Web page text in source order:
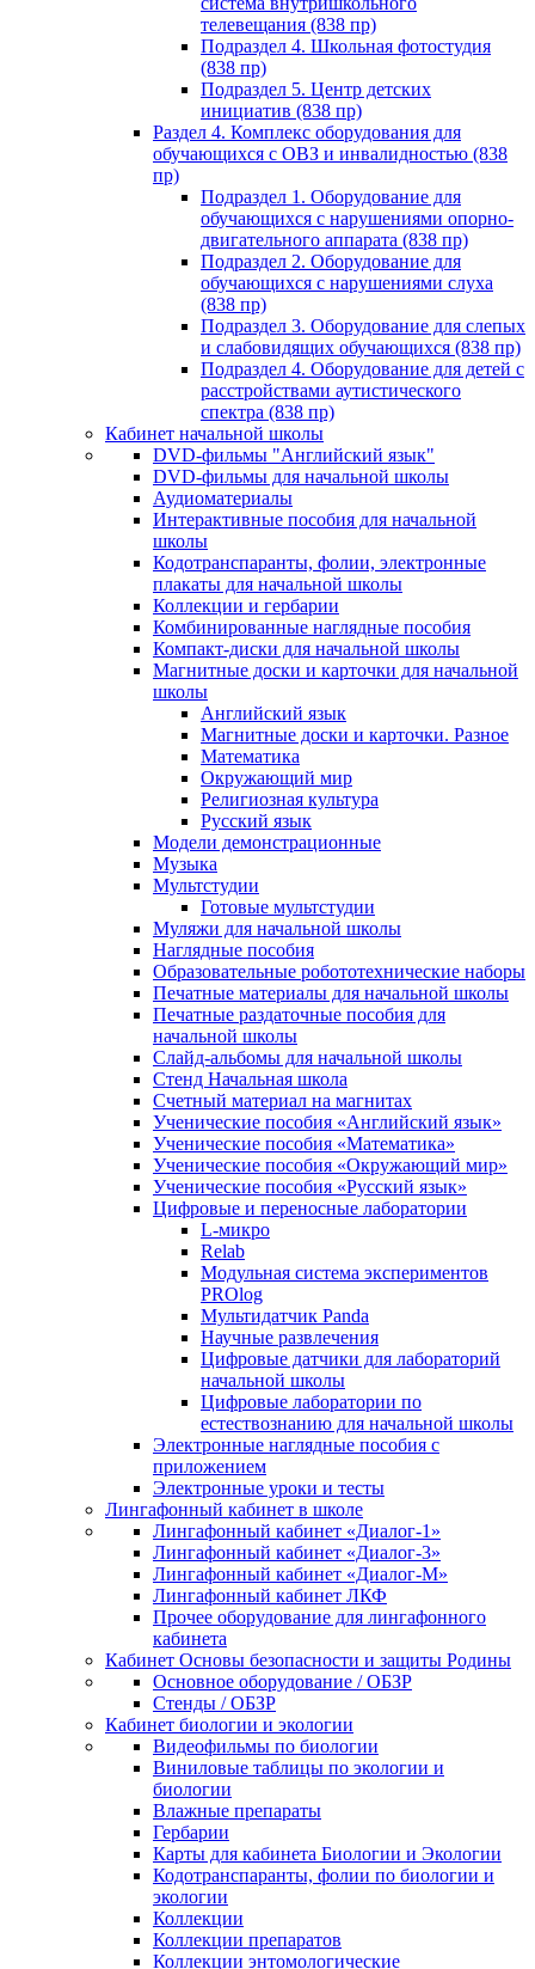
телевещания (838 пр)
Подраздел 4. Школьная фотостудия
(838 пр)
Подраздел 5. Центр детских
инициатив (838 пр)
Раздел 4. Комплекс оборудования для
обучающихся с ОВЗ и инвалидностью (838
пр)
Подраздел 1. Оборудование для
обучающихся с нарушениями опорно-
двигательного аппарата (838 пр)
Подраздел 2. Оборудование для
обучающихся с нарушениями слуха
(838 пр)
Подраздел 3. Оборудование для слепых
и слабовидящих обучающихся (838 пр)
Подраздел 4. Оборудование для детей с
расстройствами аутистического
спектра (838 пр)
Кабинет начальной школы
DVD-фильмы "Английский язык"
DVD-фильмы для начальной школы
Аудиоматериалы
Интерактивные пособия для начальной
школы
Кодотранспаранты, фолии, электронные
плакаты для начальной школы
Коллекции и гербарии
Комбинированные наглядные пособия
Компакт-диски для начальной школы
Магнитные доски и карточки для начальной
школы
Английский язык
Магнитные доски и карточки. Разное
Математика
Окружающий мир
Религиозная культура
Русский язык
Модели демонстрационные
Музыка
Мультстудии
Готовые мультстудии
Муляжи для начальной школы
Наглядные пособия
Образовательные робототехнические наборы
Печатные материалы для начальной школы
Печатные раздаточные пособия для
начальной школы
Слайд-альбомы для начальной школы
Стенд Начальная школа
Счетный материал на магнитах
Ученические пособия «Английский язык»
Ученические пособия «Математика»
Ученические пособия «Окружающий мир»
Ученические пособия «Русский язык»
Цифровые и переносные лаборатории
L-микро
Relab
Модульная система экспериментов
PROlog
Мультидатчик Panda
Научные развлечения
Цифровые датчики для лабораторий
начальной школы
Цифровые лаборатории по
естествознанию для начальной школы
Электронные наглядные пособия с
приложением
Электронные уроки и тесты
Лингафонный кабинет в школе
Лингафонный кабинет «Диалог-1»
Лингафонный кабинет «Диалог-3»
Лингафонный кабинет «Диалог-М»
Лингафонный кабинет ЛКФ
Прочее оборудование для лингафонного
кабинета
Кабинет Основы безопасности и защиты Родины
Основное оборудование / ОБЗР
Стенды / ОБЗР
Кабинет биологии и экологии
Видеофильмы по биологии
Виниловые таблицы по экологии и
биологии
Влажные препараты
Гербарии
Карты для кабинета Биологии и Экологии
Кодотранспаранты, фолии по биологии и
экологии
Коллекции
Коллекции препаратов
Коллекции энтомологические